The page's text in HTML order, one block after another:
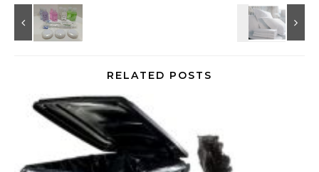
RELATED POSTS